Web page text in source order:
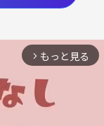
arrow_forward_ios もっと見る